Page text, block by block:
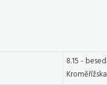
8.15 -
Kroměřížska